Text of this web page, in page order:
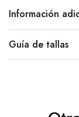
Información
Guía de tallas